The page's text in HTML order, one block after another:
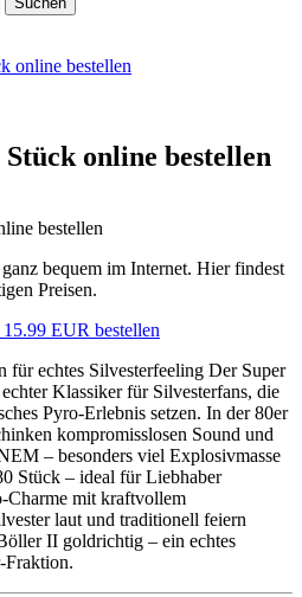
online bestellen
online bestellen
bequem im Internet. Hier findest
Preisen.
echtes Silvesterfeeling Der Super
Klassiker für Silvesterfans, die
Pyro-Erlebnis setzen. In der 80er
kompromisslosen Sound und
– besonders viel Explosivmasse
Stück – ideal für Liebhaber
Charme mit kraftvollem
laut und traditionell feiern
II goldrichtig – ein echtes